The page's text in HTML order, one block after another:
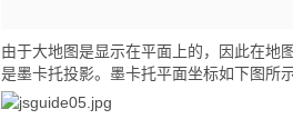
由于大地图是显示在平面上的，因此在地
是墨卡托投影。墨卡托平面坐标如下图所